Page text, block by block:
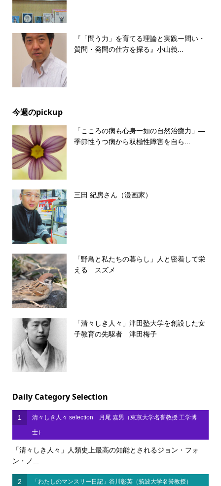
『「問う力」を育てる理論と実践ー問い・
質問・発問の仕方を探る』小山義...
今週のpickup
「こころの病も心身一如の自然治癒力」―
季節性うつ病から双極性障害を自ら...
三田 紀房さん（漫画家）
「野鳥と私たちの暮らし」人と密着して栄
える スズメ
「清々しき人々」津田塾大学を創設した女
子教育の先駆者 津田梅子
Daily Category Selection
1 清々しき人々 selection 月尾 嘉男（東京大学名誉教授 工学博
士）
「清々しき人々」人類史上最高の知能とされるジョン・フォ
ン・ノ...
2 「わたしのマンスリー日記」谷川彰英（筑波大学名誉教授）